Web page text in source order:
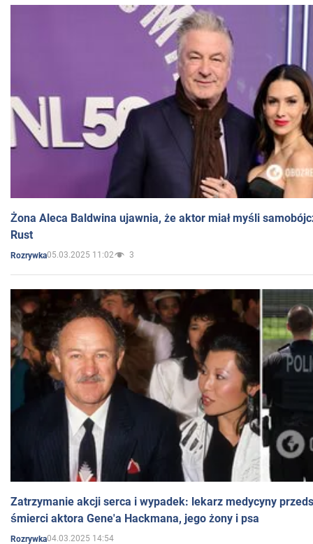
Żona Aleca Baldwina ujawnia, że aktor miał myśli
Rust
Rozrywka05.03.2025 11:02 3
Zatrzymanie akcji serca i wypadek: lekarz medycyny
śmierci aktora Gene'a Hackmana, jego żony i psa
Rozrywka04.03.2025 14:54